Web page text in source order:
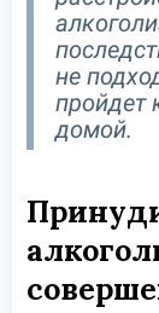
не
пройдет
домой.